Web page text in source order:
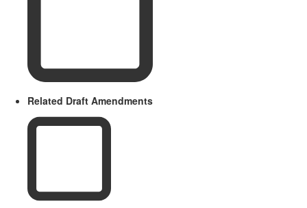
Related Draft Amendments